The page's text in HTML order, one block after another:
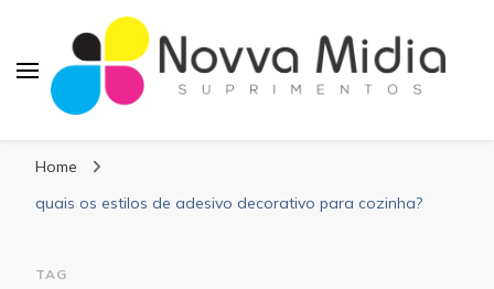
Home
quais os estilos de adesivo decorativo para cozinha?
TAG